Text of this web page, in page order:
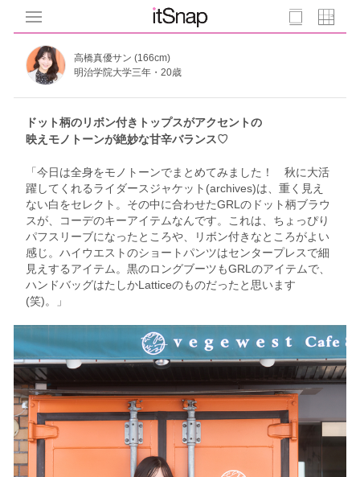
高橋真優サン (166cm)
明治学院大学三年・20歳
ドット柄のリボン付きトップスがアクセントの
映えモノトーンが絶妙な甘辛バランス♡
「今日は全身をモノトーンでまとめてみました！ 秋に大活
躍してくれるライダースジャケット(archives)は、重く見え
ない白をセレクト。その中に合わせたGRLのドット柄ブラウ
スが、コーデのキーアイテムなんです。これは、ちょっぴり
パフスリーブになったところや、リボン付きなところがよい
感じ。ハイウエストのショートパンツはセンタープレスで細
見えするアイテム。黒のロングブーツもGRLのアイテムで、
ハンドバッグはたしかLatticeのものだったと思います
(笑)。」